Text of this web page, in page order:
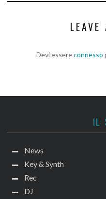
LEAVE
Devi essereconnesso
IL
News
Key & Synth
Rec
DJ